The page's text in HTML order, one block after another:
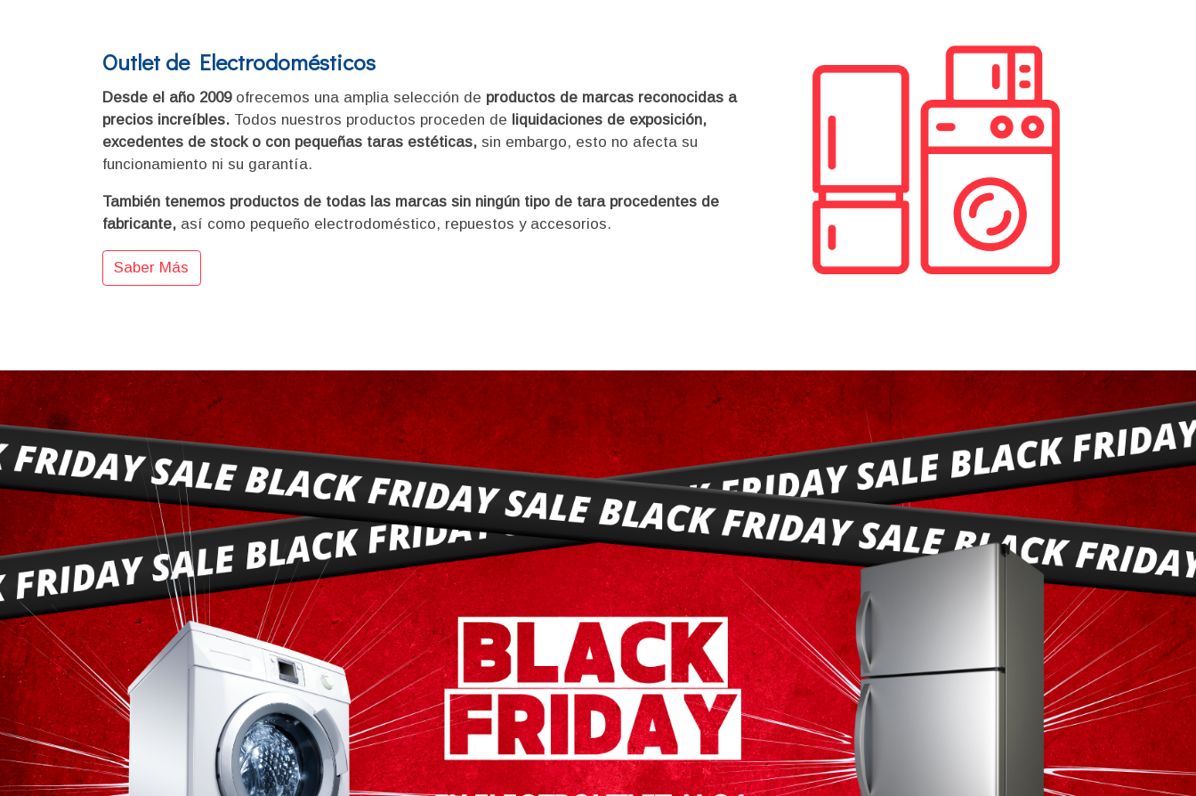
Outlet de Electrodomésticos
Desde el año 2009 ofrecemos una amplia selección de productos de marcas reconocidas a
precios increíbles. Todos nuestros productos proceden de liquidaciones de exposición,
excedentes de stock o con pequeñas taras estéticas,sin embargo, esto no afecta su
funcionamiento ni su garantía.
También tenemos productos de todas las marcas sin ningún tipo de tara procedentes de
fabricante,así como pequeño electrodoméstico, repuestos y accesorios.
Saber Más